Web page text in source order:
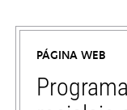
abre
una
pestaña
nueva
PÁGINA WEB